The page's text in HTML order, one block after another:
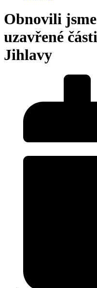
Obnovili
uzavřené
Jihlavy